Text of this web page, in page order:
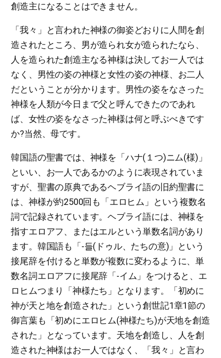
創造主になることはできません。
「我々」と言われた神様の御姿どおりに人間を創
造されたところ、男が造られ女が造られたなら、
人を造られた創造主なる神様は決してお一人では
なく、男性の姿の神様と女性の姿の神様、お二人
だということが分かります。男性の姿をなさった
神様を人類が今日まで父と呼んできたのであれ
ば、女性の姿をなさった神様は何と呼ぶべきです
か?当然、母です。
韓国語の聖書では、神様を「ハナ(１つ)ニム(様)」
といい、お一人であるかのように表現されていま
すが、聖書の原典であるヘブライ語の旧約聖書に
は、神様が約2500回も「エロヒム」という複数名
詞で記録されています。ヘブライ語には、神様を
指すエロアフ、またはエルという単数名詞があり
ます。韓国語も「-들(ドゥル、たちの意)」という
接尾辞を付けると単数が複数に変わるように、単
数名詞エロアフに接尾辞「-イム」をつけると、エ
ロヒムつまり「神様たち」となります。「初めに
神が天と地を創造された」という創世記1章1節の
御言葉も「初めにエロヒム(神様たち)が天地を創造
された」となっています。天地を創造し、人を創
造された神様はお一人ではなく、「我々」と言わ